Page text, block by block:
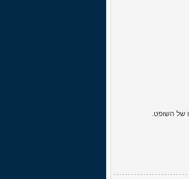
של השופט.